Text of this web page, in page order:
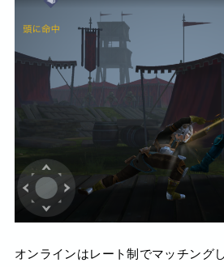
オンラインはレート制でマッチングし